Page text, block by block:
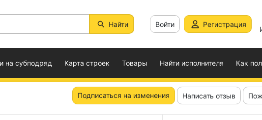
Найти Войти Регистрация
на субподряд Карта строек Товары Найти исполнителя Как
Подписаться на изменения Написать отзыв